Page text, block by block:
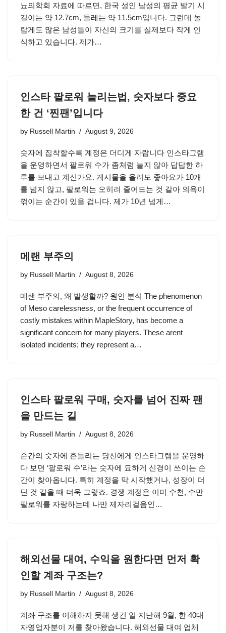
뇨의학회 자료에 따르면, 한국 성인 남성의 평균 발기 시
길이는 약 12.7cm, 둘레는 약 11.5cm입니다. 그런데 놀
랍게도 많은 남성들이 자신의 크기를 실제보다 작게 인
식하고 있습니다. 제가…
인스타 팔로워 늘리는법, 숫자보다 중요
한 건 ‘찐팬’입니다
by Russell Martin August 9, 2026
숫자에 집착할수록 계정은 더디게 자랍니다 인스타그램
을 운영하면서 팔로워 수가 좀처럼 늘지 않아 답답한 하
루를 보내고 계신가요. 게시물을 올려도 좋아요가 10개
를 넘지 않고, 팔로워는 오히려 줄어드는 것 같아 의욕이
꺾이는 순간이 있을 겁니다. 제가 10년 넘게…
메랜 부주의
by Russell Martin August 8, 2026
메랜 부주의, 왜 발생할까? 원인 분석 The phenomenon
of Meso carelessness, or the frequent occurrence of
costly mistakes within MapleStory, has become a
significant concern for many players. These arent
isolated incidents; they represent a…
인스타 팔로워 구매, 숫자를 넘어 진짜 팬
을 만드는 길
by Russell Martin August 8, 2026
순간의 숫자에 흔들리는 당신에게 인스타그램을 운영하
다 보면 ‘팔로워 수’라는 숫자에 묘하게 신경이 쓰이는 순
간이 찾아옵니다. 특히 계정을 막 시작했거나, 성장이 더
딘 것 같을 때 더욱 그렇죠. 경쟁 계정은 이미 수천, 수만
팔로워를 자랑하는데 나만 제자리걸음인…
해외선물 대여, 수익을 원한다면 먼저 확
인할 계좌 구조는?
by Russell Martin August 8, 2026
계좌 구조를 이해하지 못해 생긴 일 지난해 9월, 한 40대
자영업자분이 저를 찾아왔습니다. 해외선물 대여 업체